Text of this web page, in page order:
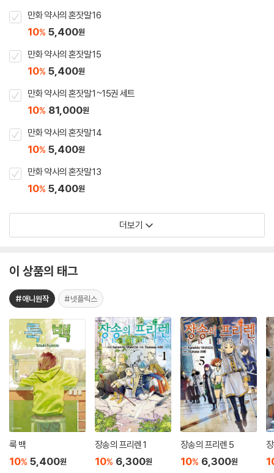
만화 약사의 혼잣말 16
10% 5,400원
만화 약사의 혼잣말 15
10% 5,400원
만화 약사의 혼잣말 1~15권 세트
10% 81,000원
만화 약사의 혼잣말 14
10% 5,400원
만화 약사의 혼잣말 13
10% 5,400원
더보기
이 상품의 태그
#애니원작 #넷플릭스
룩 백
10% 5,400원
장송의 프리렌 1
10% 6,300원
장송의 프리렌 5
10% 6,300원